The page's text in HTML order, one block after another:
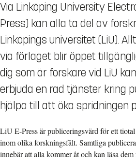
Via Linköping University
Press) kan alla ta del av
Linköpings universitet (LiU).
via förlaget blir öppet
dig som är forskare vid LiU
erbjuda en rad tjänster kring
hjälpa till att öka spridningen
LiU E-Press är publiceringsvärd för ett
inom olika forskningsfält. Samtliga
innebär att alla kommer åt och kan läsa